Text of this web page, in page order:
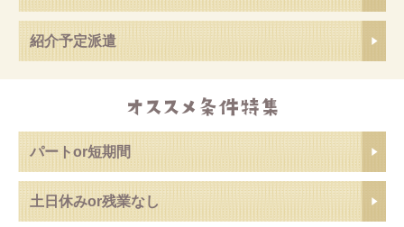
紹介予定派遣
パートor短期間
土日休みor残業なし